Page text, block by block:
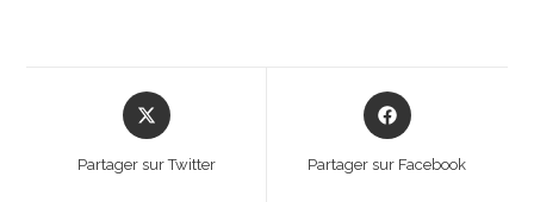
Opens
in
new
Partager sur Twitter
Opens
in
Partager sur Facebook